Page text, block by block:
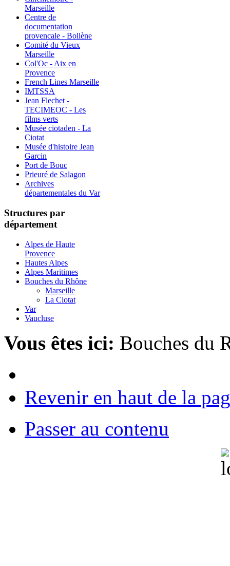
Marseille
Centre de
documentation
provencale - Bollène
Comité du Vieux
Marseille
Col'Oc - Aix en
Provence
French Lines Marseille
IMTSSA
Jean Flechet -
TECIMEOC - Les
films verts
Musée ciotaden - La
Ciotat
Musée d'histoire Jean
Garcin
Port de Bouc
Prieuré de Salagon
Archives
départementales du Var
Structures par
département
Alpes de Haute
Provence
Hautes Alpes
Alpes Maritimes
Bouches du Rhône
Marseille
La Ciotat
Var
Vaucluse
Vous êtes ici: Bouches du
Revenir en haut de la
Passer au contenu